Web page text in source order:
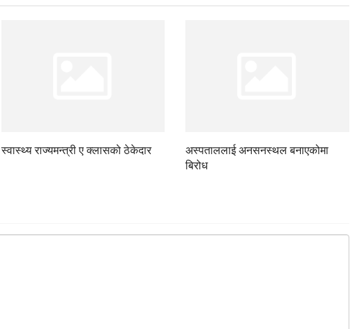
स्वास्थ्य राज्यमन्त्री ए क्लासको ठेकेदार
अस्पताललाई अनसनस्थल बनाएकोमा
बिरोध